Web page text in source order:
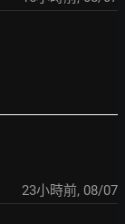
23小時前, 08/07